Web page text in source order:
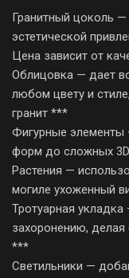
Гранитный цоколь —
эстетической
Цена зависит от
Облицовка — дает
любом цвету и
гранит ***
Фигурные элементы
форм до сложных
Растения —
могиле ухоженный
Тротуарная
захоронению,
***
Светильники —